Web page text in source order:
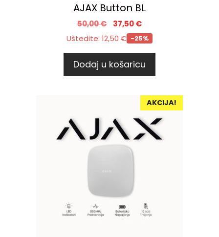
AJAX Button BL
50,00€ 37,50€
Uštedite: 12,50 € -25%
Dodaj u košaricu
AKCIJA!